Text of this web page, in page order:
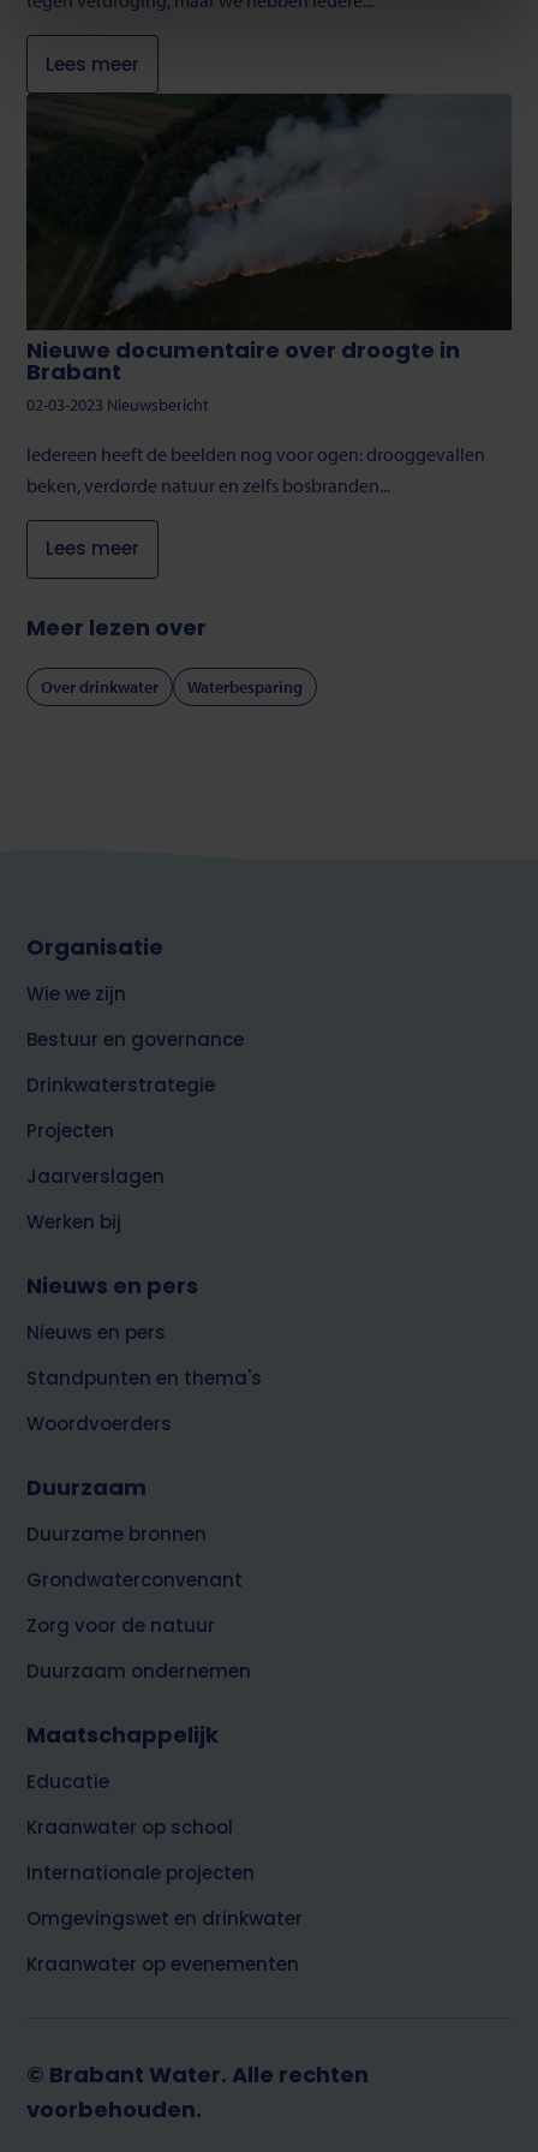
cookieverklaring
U kunt uw toestemming op ieder moment wijzigen of
intrekken via de cookie instellingen button rechts
Lees meer
Nieuwe documentaire over droogte in
Brabant
02-03-2023 Nieuwsbericht
Iedereen heeft de beelden nog voor ogen: drooggevallen
beken, verdorde natuur en zelfs bosbranden...
Lees meer
Meer lezen over
Over drinkwater Waterbesparing
Footer
top
over
Water
Organisatie
Wie we zijn
Bestuur en governance
Drinkwaterstrategie
Projecten
Jaarverslagen
Werken bij
Nieuws en pers
Nieuws en pers
Standpunten en thema's
Woordvoerders
Duurzaam
Duurzame bronnen
Grondwaterconvenant
Zorg voor de natuur
Duurzaam ondernemen
Maatschappelijk
Educatie
Kraanwater op school
Internationale projecten
Omgevingswet en drinkwater
Kraanwater op evenementen
© Brabant Water. Alle rechten
voorbehouden.